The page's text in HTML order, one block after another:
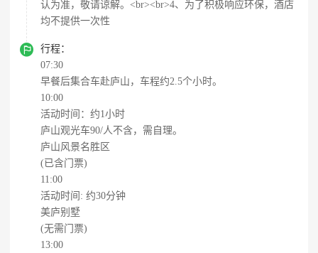
认为准，敬请谅解。<br><br>4、为了积极响应环保，酒店
均不提供一次性

行程：
07:30
早餐后集合车赴庐山，车程约2.5个小时。
10:00
活动时间：约1小时
庐山观光车90/人不含，需自理。
庐山风景名胜区
(已含门票)
11:00
活动时间: 约30分钟
美庐别墅
(无需门票)
13:00